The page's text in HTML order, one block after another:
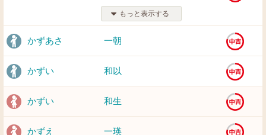
もっと表示する
かずあさ 一朝
かずい 和以
かずい 和生
かずえ 一瑛